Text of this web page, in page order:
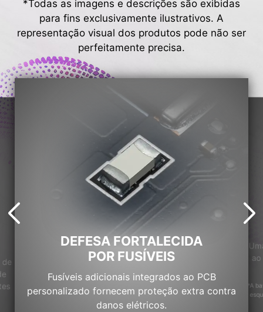
*Todas as imagens e descrições são exibidas
para fins exclusivamente ilustrativos. A
representação visual dos produtos pode não ser
perfeitamente precisa.
DEFESA FORTALECIDA
POR FUSÍVEIS
Fusíveis adicionais integrados ao PCB
personalizado fornecem proteção extra contra
danos elétricos.
*A